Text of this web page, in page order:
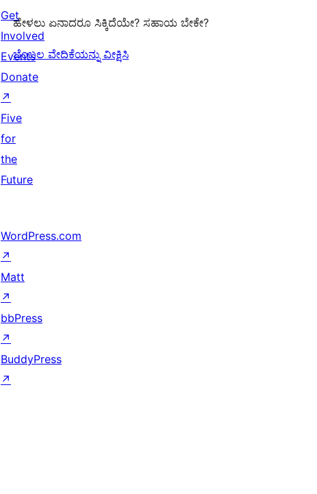
ಹೇಳಲು ಏನಾದರೂ ಸಿಕ್ಕಿದೆಯೇ? ಸಹಾಯ ಬೇಕೇ?
ಬೆಂಬಲ ವೇದಿಕೆಯನ್ನು ವೀಕ್ಷಿಸಿ
Get
Involved
Events
Donate
↗
Five
for
the
Future
WordPress.com
↗
Matt
↗
bbPress
↗
BuddyPress
↗